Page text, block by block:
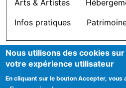
Arts & Artistes
Infos pratiques
OUTILS
Cookie settings
Nous utilisons des cookies
votre expérience utilisateur
En cliquant sur le bouton Accepter, vous